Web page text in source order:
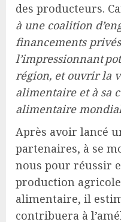
des producteurs.
à une coalition
financements
l’impressionnant
région, et ouvrir la
alimentaire et à sa
alimentaire
Après avoir lancé
partenaires, à se
nous pour réussir
production
alimentaire, il
contribuera à